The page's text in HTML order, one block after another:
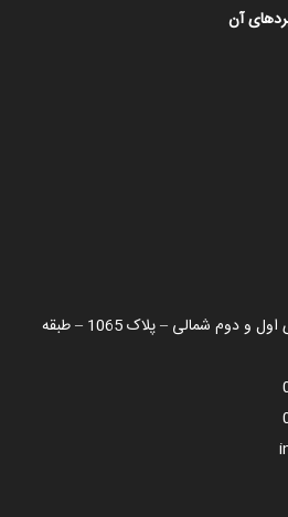
آن
بزرگراه رسالت – بین 16 متری اول و دوم شمالی – پلاک 1065 – طبقه